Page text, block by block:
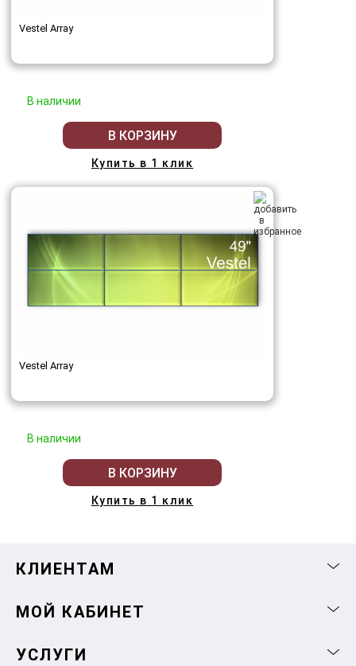
Vestel Array
В наличии
В КОРЗИНУ
Купить в 1 клик
Vestel Array
В наличии
В КОРЗИНУ
Купить в 1 клик
КЛИЕНТАМ
МОЙ КАБИНЕТ
УСЛУГИ